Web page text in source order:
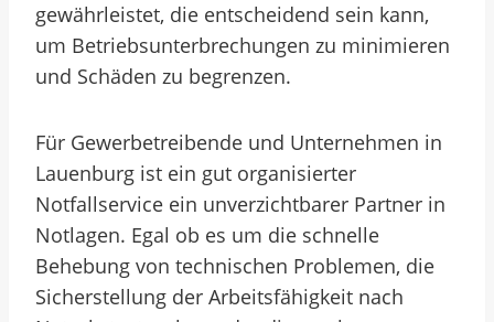
gewährleistet, die entscheidend sein kann,
um Betriebsunterbrechungen zu minimieren
und Schäden zu begrenzen.
Für Gewerbetreibende und Unternehmen in
Lauenburg ist ein gut organisierter
Notfallservice ein unverzichtbarer Partner in
Notlagen. Egal ob es um die schnelle
Behebung von technischen Problemen, die
Sicherstellung der Arbeitsfähigkeit nach